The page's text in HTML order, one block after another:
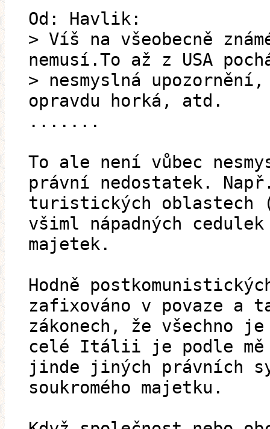
Od: Havlik:
> Víš na všeobecně
nemusí.To až z USA
> nesmyslná
opravdu horká, atd.
.......
To ale není vůbec
právní nedostatek.
turistických oblastech
všiml nápadných
majetek.
Hodně
zafixováno v povaze a
zákonech, že všechno
celé Itálii je podle mě
jinde jiných právních
soukromého majetku.